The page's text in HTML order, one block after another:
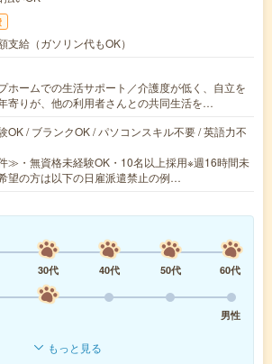
支給（ガソリン代もOK）
ホームでの生活サポート／介護度が低く、自立を
寄りが、他の利用者さんとの共同生活を…
OK / ブランクOK / パソコンスキル不要 / 英語力不
≫・無資格未経験OK・10名以上採用※週16時間未
望の方は以下の日雇派遣禁止の例…
30代 40代 50代
60代
男性
もっと見る